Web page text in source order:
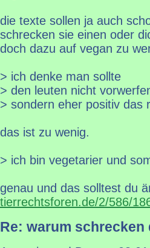
die texte sollen ja auch
schrecken sie einen oder
doch dazu auf vegan zu
> ich denke man sollte
> den leuten nicht
> sondern eher positiv das
das ist zu wenig.
> ich bin vegetarier und
genau und das solltest du
tierrechtsforen.de/2/586/
Re: warum schrecken